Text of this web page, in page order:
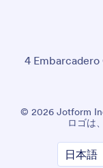
4
© 2026 Jotform
ロゴは